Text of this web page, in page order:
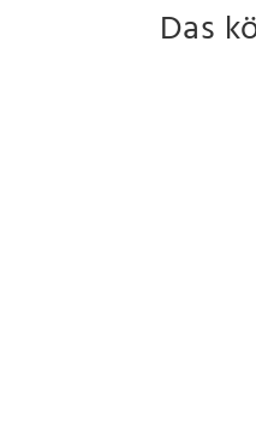
Das